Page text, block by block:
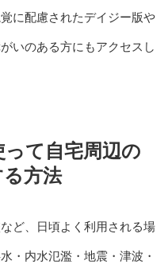
に配慮されたデイジー版や
いのある方にもアクセスし
て自宅周辺の
方法
ど、日頃よく利用される場
・内水氾濫・地震・津波・